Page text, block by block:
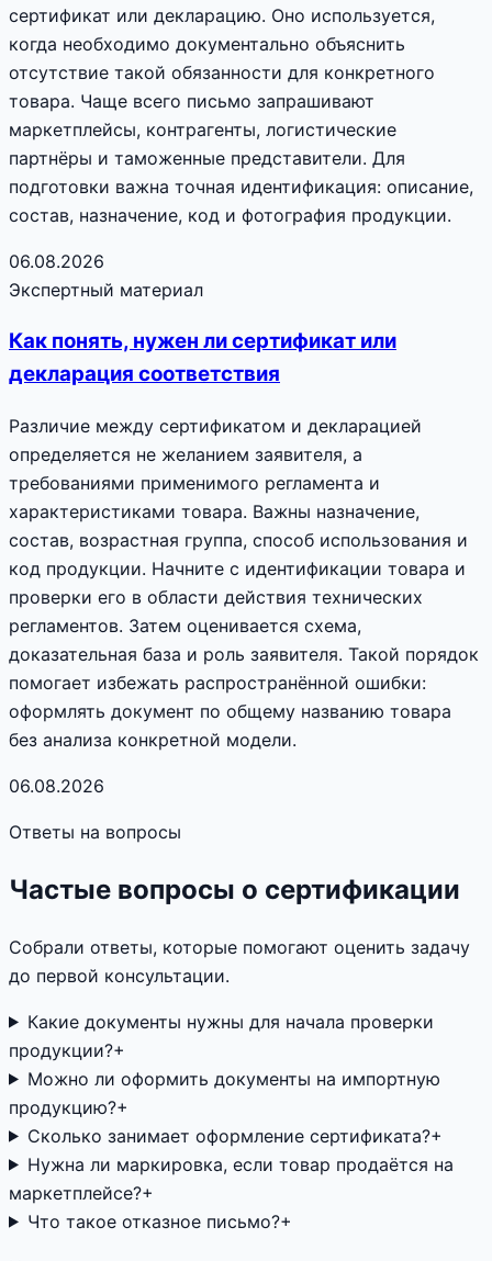
сертификат или декларацию. Оно используется,
когда необходимо документально объяснить
отсутствие такой обязанности для конкретного
товара. Чаще всего письмо запрашивают
маркетплейсы, контрагенты, логистические
партнёры и таможенные представители. Для
подготовки важна точная идентификация: описание,
состав, назначение, код и фотография продукции.
06.08.2026
Экспертный материал
Как понять, нужен ли сертификат или
декларация соответствия
Различие между сертификатом и декларацией
определяется не желанием заявителя, а
требованиями применимого регламента и
характеристиками товара. Важны назначение,
состав, возрастная группа, способ использования и
код продукции. Начните с идентификации товара и
проверки его в области действия технических
регламентов. Затем оценивается схема,
доказательная база и роль заявителя. Такой порядок
помогает избежать распространённой ошибки:
оформлять документ по общему названию товара
без анализа конкретной модели.
06.08.2026
Ответы на вопросы
Частые вопросы о сертификации
Собрали ответы, которые помогают оценить задачу
до первой консультации.
Какие документы нужны для начала проверки
продукции?+
Можно ли оформить документы на импортную
продукцию?+
Сколько занимает оформление сертификата?+
Нужна ли маркировка, если товар продаётся на
маркетплейсе?+
Что такое отказное письмо?+